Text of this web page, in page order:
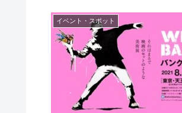
イベント・スポット